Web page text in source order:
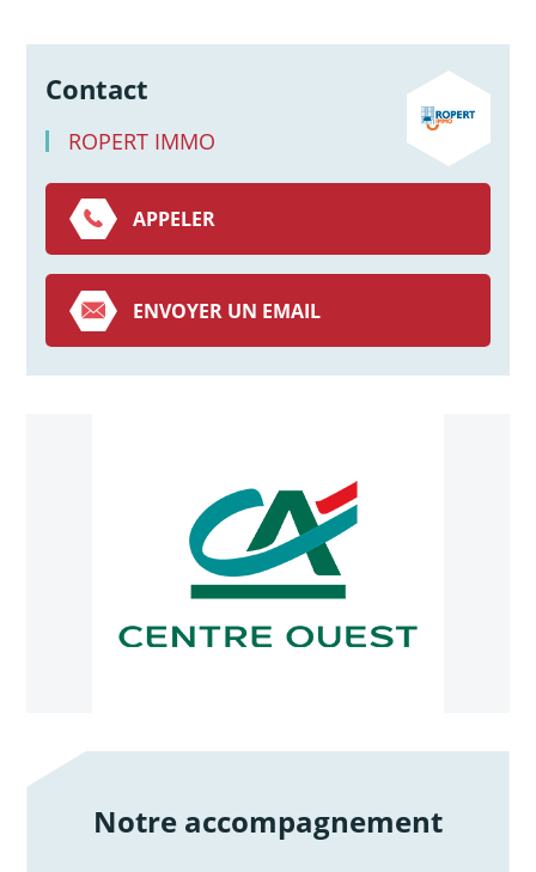
Contact
ROPERT IMMO
APPELER
ENVOYER UN EMAIL
Notre accompagnement